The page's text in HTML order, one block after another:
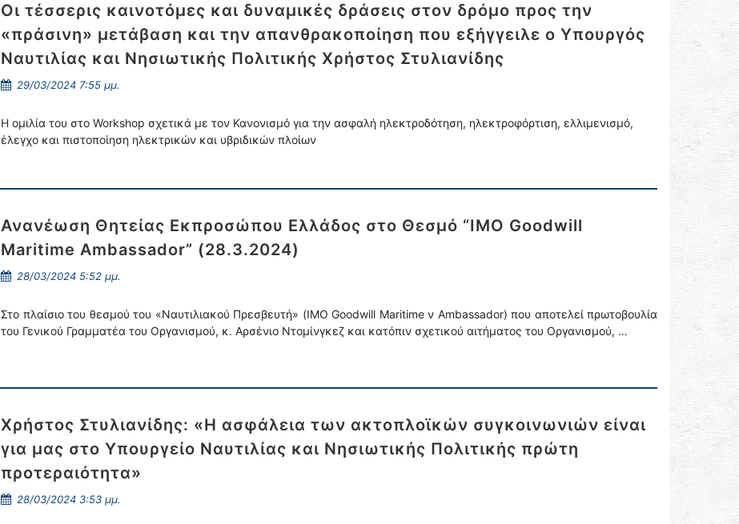
Οι τέσσερις καινοτόμες και δυναμικές δράσεις στον δρόμο προς την
«πράσινη» μετάβαση και την απανθρακοποίηση που εξήγγειλε ο Υπουργός
Ναυτιλίας και Νησιωτικής Πολιτικής Χρήστος Στυλιανίδης
29/03/2024 7:55 μμ.
Η ομιλία του στο Workshop σχετικά με τον Κανονισμό για την ασφαλή ηλεκτροδότηση, ηλεκτροφόρτιση, ελλιμενισμό,
έλεγχο και πιστοποίηση ηλεκτρικών και υβριδικών πλοίων
Ανανέωση Θητείας Εκπροσώπου Ελλάδος στο Θεσμό “IMO Goodwill
Maritime Ambassador” (28.3.2024)
28/03/2024 5:52 μμ.
Στο πλαίσιο του θεσμού του «Ναυτιλιακού Πρεσβευτή» (ΙΜΟ Goodwill Maritime ν Ambassador) που αποτελεί πρωτοβουλία
του Γενικού Γραμματέα του Οργανισμού, κ. Αρσένιο Ντομίνγκεζ και κατόπιν σχετικού αιτήματος του Οργανισμού, …
Χρήστος Στυλιανίδης: «Η ασφάλεια των ακτοπλοϊκών συγκοινωνιών είναι
για μας στο Υπουργείο Ναυτιλίας και Νησιωτικής Πολιτικής πρώτη
προτεραιότητα»
28/03/2024 3:53 μμ.